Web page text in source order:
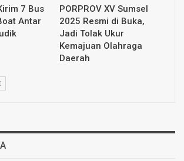
7 Bus
Antar
PORPROV XV Sumsel
2025 Resmi di Buka,
Jadi Tolak Ukur
Kemajuan Olahraga
Daerah